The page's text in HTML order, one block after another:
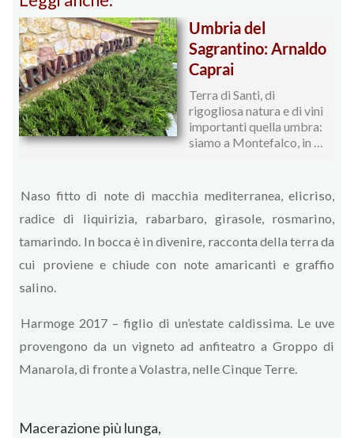
Umbria del
Sagrantino: Arnaldo
Caprai
Terra di Santi, di
rigogliosa natura e di vini
importanti quella umbra:
siamo a Montefalco, in …
Naso fitto di note di macchia mediterranea, elicriso,
radice di liquirizia, rabarbaro, girasole, rosmarino,
tamarindo. In bocca è in divenire, racconta della terra da
cui proviene e chiude con note amaricanti e graffio
salino.
Harmoge 2017 – figlio di un’estate caldissima. Le uve
provengono da un vigneto ad anfiteatro a Groppo di
Manarola, di fronte a Volastra, nelle Cinque Terre.
Macerazione più lunga,